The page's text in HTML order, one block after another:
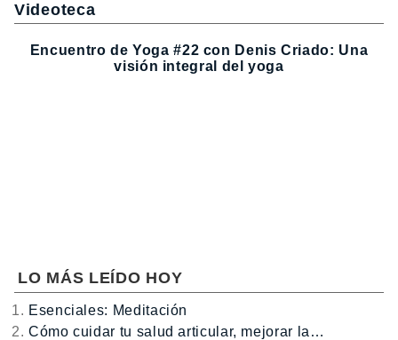
Videoteca
Encuentro de Yoga #22 con Denis Criado: Una
visión integral del yoga
LO MÁS LEÍDO HOY
Esenciales: Meditación
Cómo cuidar tu salud articular, mejorar la…